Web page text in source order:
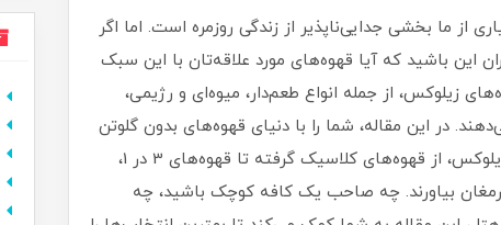
از ما بخشی جدایی‌ناپذیر از زندگی روزمره است. اما اگر
این باشید که آیا قهوه‌های مورد علاقه‌تان با این سبک
زیلوکس، از جمله انواع طعم‌دار، میوه‌ای و رژیمی،
در این مقاله، شما را با دنیای قهوه‌های بدون گلوتن
آشنا می‌کنیم و نشان می‌دهیم چگونه محصولات زیلوکس، از قهوه‌های کلاسیک گرفته تا قهوه‌های 3 در 1،
بیاورند. چه صاحب یک کافه کوچک باشید، چه